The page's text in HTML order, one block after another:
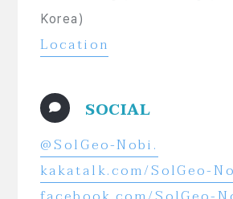
Korea)
Location
SOCIAL
@SolGeo-Nobi.
kakatalk.com/SolGeo-